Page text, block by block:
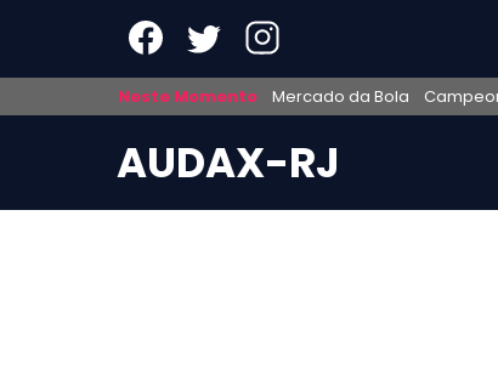
Neste Momento Mercado da Bola
AUDAX-RJ